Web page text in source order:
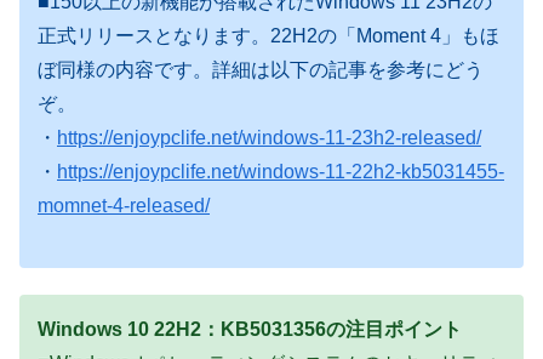
正式リリースとなります。22H2の「Moment 4」もほ
ぼ同様の内容です。詳細は以下の記事を参考にどう
ぞ。
・ https://enjoypclife.net/windows-11-23h2-released/
・ https://enjoypclife.net/windows-11-22h2-kb5031455-
momnet-4-released/
Windows 10 22H2：KB5031356の注目ポイント